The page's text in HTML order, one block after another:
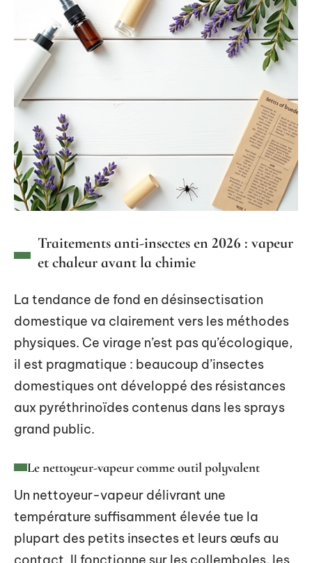
Traitements anti-insectes en 2026 : vapeur
et chaleur avant la chimie
La tendance de fond en désinsectisation
domestique va clairement vers les méthodes
physiques. Ce virage n’est pas qu’écologique,
il est pragmatique : beaucoup d’insectes
domestiques ont développé des résistances
aux pyréthrinoïdes contenus dans les sprays
grand public.
Le nettoyeur-vapeur comme outil polyvalent
Un nettoyeur-vapeur délivrant une
température suffisamment élevée tue la
plupart des petits insectes et leurs œufs au
contact. Il fonctionne sur les collemboles, les